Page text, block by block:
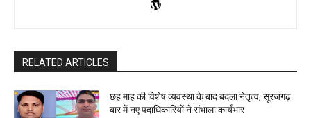
RELATED ARTICLES
छह माह की विशेष व्यवस्था के बाद बदला नेतृत्व, सूरजगढ़
बार में नए पदाधिकारियों ने संभाला कार्यभार